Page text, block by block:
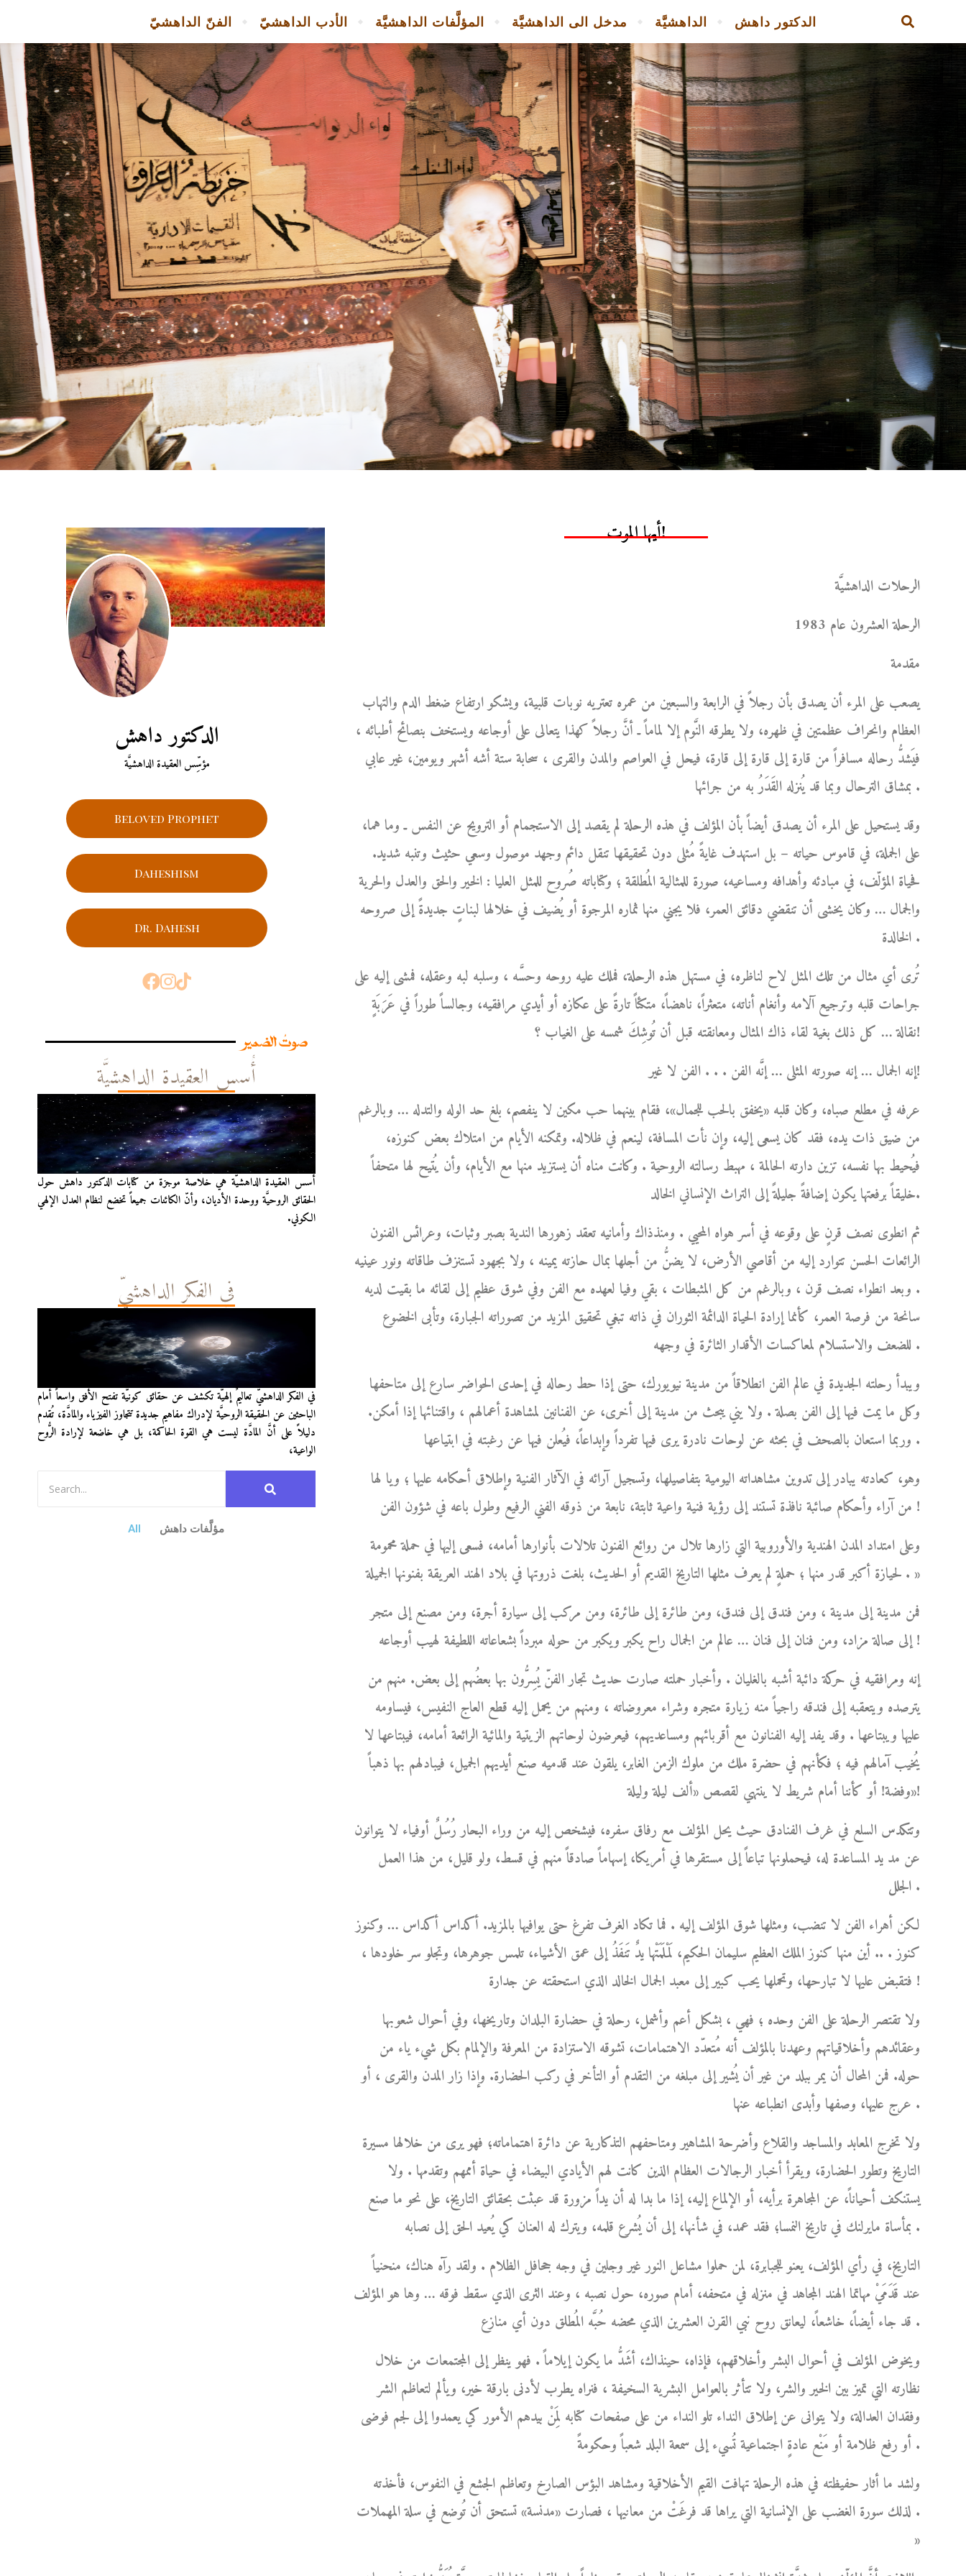
الفنّ الداهشيّ الأدب الداهشيّ المؤلَّفات الداهشيَّة مدخل الى الداهشيَّة الداهشيَّة الدكتور داهش
الدكتور داهش
مؤسِّس العقيدة الداهشيَّة
Beloved Prophet
Daheshism
Dr. Dahesh
صوتُ الضمير
أُسس العقيدة الداهشيَّة
أُسس العقيدة الداهشيّة هي خلاصة موجزة من كتابات الدكتور داهش حول
الحقائق الروحيَّة ووحدة الأديان، وأنّ الكائنات جميعاً تخضع لنظام العدل الإلهي
الكوني.
في الفكر الداهشيّ
في الفكر الداهشيّ تعاليمٌ إلهيَّة تكشف عن حقائق كونيَّة تفتح الأفق واسعاً أمام
الباحثين عن الحقيقة الروحيَّة لإدراك مفاهيم جديدة تتجاوز الفيزياء والمادَّة، تُقدم
دليلاً على أنَّ المادَّة ليست هي القوة الحاكمة، بل هي خاضعة لإرادة الرُّوح
الواعية،
All مؤلَّفات داهش
أيها الموت!
الرحلات الداهشيَّة
الرحلة العشرون عام 1983
مقدمة
يصعب على المرء أن يصدق بأن رجلاً في الرابعة والسبعين من عمره تعتريه نوبات قلبية، ويشكو ارتفاع ضغط الدم والتهاب
العظام وانحراف عظمتين في ظهره، ولا يطرقه النَّوم إلا لماماً ـ أنَّ رجلاً كهذا يتعالى على أوجاعه ويستخف بنصائح أطبائه ،
فيَشدُّ رحاله مسافراً من قارة إلى قارة إلى قارة، فيحل في العواصم والمدن والقرى ، سحابة ستة أشه أشهر ويومين، غير عابي
بمشاق الترحال وبما قد يُنزله القَدَرُ به من جرائها .
وقد يستحيل على المرء أن يصدق أيضاً بأن المؤلف في هذه الرحلة لم يقصد إلى الاستجمام أو الترويح عن النفس ـ وما هما،
على الجملة، في قاموس حياته – بل استهدف غايةً مُثلى دون تحقيقها تنقل دائم وجهد موصول وسعي حثيث وتنبه شديد.
فحياة المؤلّف، في مبادئه وأهدافه ومساعيه، صورة للمثالية المُطلقة ؛ وكتاباته صُروح للمثل العليا : الخير والحق والعدل والحرية
والجمال … وكان يخشى أن تنقضي دقائق العمر، فلا يجني منها ثماره المرجوة أو يُضيف في خلالها لبناتٍ جديدةً إلى صروحه
الخالدة .
تُرى أي مثال من تلك المثل لاح لناظره، في مستهل هذه الرحلة، فملك عليه روحه وحسَّه ، وسلبه لبه وعقله، فمشى إليه على
جراحات قلبه وترجيع آلامه وأنغام أناته، متعثراً، ناهضاً، متكئاً تارةً على عكازه أو أيدي مرافقيه، وجالساً طوراً في عَرَبَةٍ
نقالة … كل ذلك بغية لقاء ذاك المثال ومعانقته قبل أن تُوشِكَ شمسه على الغياب ؟!
إنه الجمال … إنه صورته المثلى … إنَّه الفن . . . الفن لا غير!
عرفه في مطلع صباه، وكان قلبه «يخفق بالحب للجمال»، فقام بينهما حب مكين لا ينفصم، بلغ حد الوله والتدله … وبالرغم
من ضيق ذات يده، فقد كان يسعى إليه، وإن نأت المسافة، لينعم في ظلاله. وتمكنه الأيام من امتلاك بعض كنوزه،
فيُحيط بها نفسه، تزين دارته الحالمة ، مهبط رسالته الروحية . وكانت مناه أن يستزيد منها مع الأيام، وأن يُتيح لها متحفاً
خليقاً برفعتها يكون إضافةً جليلةً إلى التراث الإنساني الخالد.
ثم انطوى نصف قرنٍ على وقوعه في أسر هواه المحيي . ومنذذاك وأمانيه تعقد زهورها الندية بصبر وثبات، وعرائس الفنون
الرائعات الحسن تتوارد إليه من أقاصي الأرض، لا يضنُّ من أجلها بمال حازته يمينه ، ولا بجهود تستنزف طاقاته ونور عينيه
. وبعد انطواء نصف قرن ، وبالرغم من كل المثبطات ، بقي وفيا لعهده مع الفن وفي شوق عظيم إلى لقائه ما بقيت لديه
سانحة من فرصة العمر، كأنما إرادة الحياة الدائمة الثوران في ذاته تبغي تحقيق المزيد من تصوراته الجبارة، وتأبى الخضوع
للضعف والاستسلام لمعاكسات الأقدار الثائرة في وجهه .
ويبدأ رحلته الجديدة في عالم الفن انطلاقاً من مدينة نيويورك، حتى إذا حط رحاله في إحدى الحواضر سارع إلى متاحفها
وكل ما يمت فيها إلى الفن بصلة . ولا يني يبحث من مدينة إلى أخرى، عن الفنانين لمشاهدة أعمالهم ، واقتنائها إذا أمكن.
وربما استعان بالصحف في بحثه عن لوحات نادرة يرى فيها تفرداً وإبداعاً، فيُعلن فيها عن رغبته في ابتياعها .
وهو، كعادته يبادر إلى تدوين مشاهداته اليومية بتفاصيلها، وتسجيل آرائه في الآثار الفنية وإطلاق أحكامه عليها ؛ ويا لها
من آراء وأحكام صائبة نافذة تستند إلى رؤية فنية واعية ثابتة، نابعة من ذوقه الفني الرفيع وطول باعه في شؤون الفن !
وعلى امتداد المدن الهندية والأوروبية التي زارها تلال من روائع الفنون تلالات بأنوارها أمامه، فسعى إليها في حملة محمومة
لحيازة أكبر قدر منها ؛ حملةٍ لم يعرف مثلها التاريخ القديم أو الحديث، بلغت ذروتها في بلاد الهند العريقة بفنونها الجميلة . »
فمن مدينة إلى مدينة ، ومن فندق إلى فندق، ومن طائرة إلى طائرة، ومن مركب إلى سيارة أجرة، ومن مصنع إلى متجر
إلى صالة مزاد، ومن فنان إلى فنان … عالم من الجمال راح يكبر ويكبر من حوله مبرداً بشعاعاته اللطيفة لهيب أوجاعه !
إنه ومرافقيه في حركة دائبة أشبه بالغليان . وأخبار حملته صارت حديث تجار الفنّ يُسِرُّون بها بعضُهم إلى بعض. منهم من
يترصده ويتعقبه إلى فندقه راجياً منه زيارة متجره وشراء معروضاته ، ومنهم من يحمل إليه قطع العاج النفيس، فيساومه
عليها ويبتاعها . وقد يفد إليه الفنانون مع أقربائهم ومساعديهم، فيعرضون لوحاتهم الزيتية والمائية الرائعة أمامه، فيبتاعها لا
يُخيب آمالهم فيه ؛ فكأنهم في حضرة ملك من ملوك الزمن الغابر، يلقون عند قدميه صنع أيديهم الجميل، فيبادلهم بها ذهباً
وفضة! أو كأننا أمام شريط لا ينتهي لقصص «ألف ليلة وليلة»!
وتتكدس السلع في غرف الفنادق حيث يحل المؤلف مع رفاق سفره، فيشخص إليه من وراء البحار رُسُلٌ أوفياء لا يتوانون
عن مد يد المساعدة له، فيحملونها تباعاً إلى مستقرها في أمريكا، إسهاماً صادقاً منهم في قسط، ولو قليل، من هذا العمل
الجلل .
لكن أهراء الفن لا تنضب، ومثلها شوق المؤلف إليه . فما تكاد الغرف تفرغ حتى يوافيها بالمزيد. أكداس أكداس … وكنوز
كنوز . .. أين منها كنوز الملك العظيم سليمان الحكيم، لَمْلَمَتْها يدٌ تَنفَذُ إلى عمق الأشياء، تلمس جوهرها، وتجلو سر خلودها ،
فتقبض عليها لا تبارحها، وتحملها يحب كبير إلى معبد الجمال الخالد الذي استحقته عن جدارة !
ولا تقتصر الرحلة على الفن وحده ؛ فهي ، بشكل أعم وأشمل، رحلة في حضارة البلدان وتاريخها، وفي أحوال شعوبها
وعقائدهم وأخلاقياتهم وعهدنا بالمؤلف أنه مُتعدّد الاهتمامات، تشوقه الاستزادة من المعرفة والإلمام بكل شيء ياء من
حوله. فمن المحال أن يمر ببلد من غير أن يُشير إلى مبلغه من التقدم أو التأخر في ركب الحضارة. وإذا زار المدن والقرى ، أو
عرج عليها، وصفها وأبدى انطباعه عنها .
ولا تخرج المعابد والمساجد والقلاع وأضرحة المشاهير ومتاحفهم التذكارية عن دائرة اهتماماته؛ فهو يرى من خلالها مسيرة
التاريخ وتطور الحضارة، ويقرأ أخبار الرجالات العظام الذين كانت لهم الأيادي البيضاء في حياة أممهم وتقدمها . ولا
يستنكف أحياناً، عن المجاهرة برأيه، أو الإلماع إليه، إذا ما بدا له أن يداً مزورة قد عبثت بحقائق التاريخ، على نحو ما صنع
بمأساة مايرلنك في تاريخ النمسا؛ فقد عمد، في شأنها، إلى أن يُشرع قلمه، ويترك له العنان كي يُعيد الحق إلى نصابه .
التاريخ، في رأي المؤلف، يعنو للجبابرة، لمن حملوا مشاعل النور غير وجلين في وجه جحافل الظلام . ولقد رآه هناك، منحنياً
عند قَدَمَيْ مهاتما الهند المجاهد في منزله في متحفه، أمام صوره، حول نصبه ، وعند الثرى الذي سقط فوقه … وها هو المؤلف
قد جاء أيضاً، خاشعاً، ليعانق روح نبي القرن العشرين الذي محضه حُبَّه المُطلق دون أي منازع .
ويخوض المؤلف في أحوال البشر وأخلاقهم، فإذاه، حينذاك، أشَدُّ ما يكون إيلاماً . فهو ينظر إلى المجتمعات من خلال
نظارته التي تميز بين الخير والشر، ولا تتأثر بالعوامل البشرية السخيفة ، فنراه يطرب لأدنى بارقة خير، ويألم لتعاظم الشر
وفقدان العدالة، ولا يتوانى عن إطلاق النداء تلو النداء من على صفحات كتابه لِمَنْ بيدهم الأمور كي يعمدوا إلى لجم فوضى
أو رفع ظلامة أو مَنْع عادةٍ اجتماعية تُسيء إلى سمعة البلد شعباً وحكومةً .
ولشد ما أثار حفيظته في هذه الرحلة تهافت القيم الأخلاقية ومشاهد البؤس الصارخ وتعاظم الجشع في النفوس، فأخذته
لذلك سورة الغضب على الإنسانية التي يراها قد فرغَتْ من معانيها ، فصارت «مدنسة» تستحق أن تُوضع في سلة المهملات .
»